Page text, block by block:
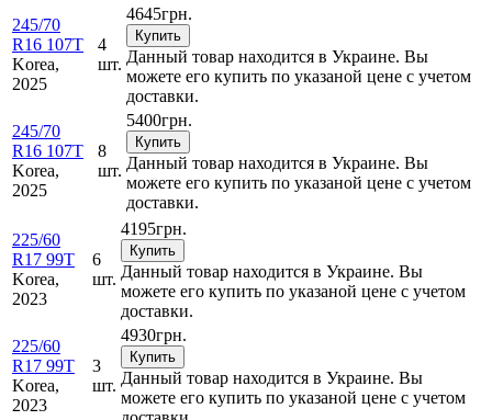
245/70
R16 107T
Korea,
2025
4
шт.
4645грн.
Купить
Данный товар находится в Украине. Вы
можете его купить по указаной цене с учетом
доставки.
245/70
R16 107T
Korea,
2025
8
шт.
5400грн.
Купить
Данный товар находится в Украине. Вы
можете его купить по указаной цене с учетом
доставки.
225/60
R17 99T
Korea,
2023
6
шт.
4195грн.
Купить
Данный товар находится в Украине. Вы
можете его купить по указаной цене с учетом
доставки.
225/60
R17 99T
Korea,
2023
3
шт.
4930грн.
Купить
Данный товар находится в Украине. Вы
можете его купить по указаной цене с учетом